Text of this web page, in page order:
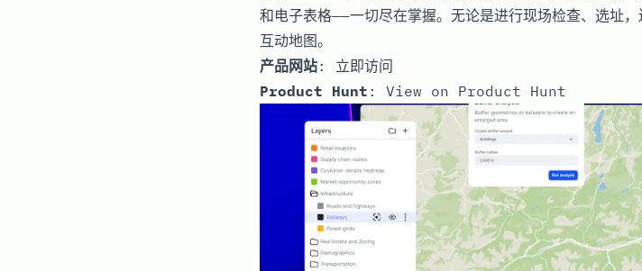
和电子表格——一切尽在掌握。无论是进行现场检查、选址
互动地图。
产品网站: 立即访问
Product Hunt : View on Product Hunt